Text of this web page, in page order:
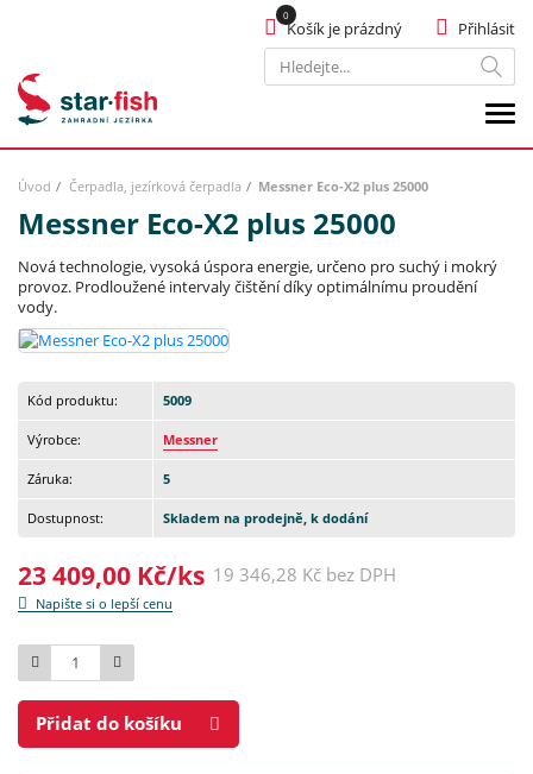
Hledat
Přihlásit
Košík je prázdný
Úvod Čerpadla, jezírková čerpadla Messner Eco-X2 plus 25000
Messner Eco-X2 plus 25000
Nová technologie, vysoká úspora energie, určeno pro suchý i mokrý
provoz. Prodloužené intervaly čištění díky optimálnímu proudění
vody.
Kód produktu: 5009
Výrobce: Messner
Záruka: 5
Dostupnost: Skladem na prodejně, k dodání
23 409,00 Kč/ks 19 346,28 Kč bez DPH
Napište si o lepší cenu
Počet
Přidat do košíku